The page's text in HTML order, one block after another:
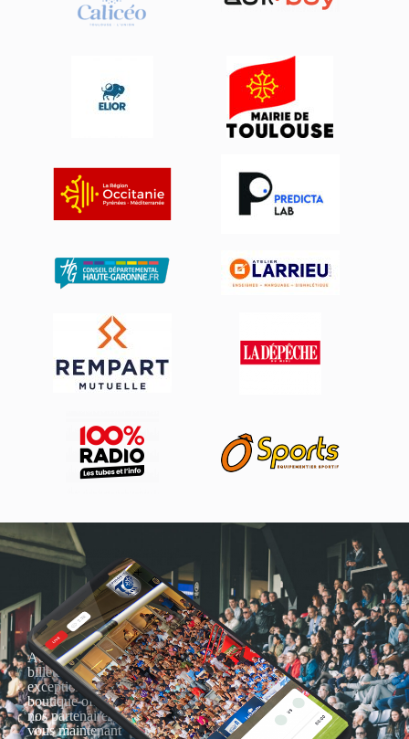
Actualités, nouveautés,
billetterie, remises
exceptionnelles dans la
boutique officielles & chez
nos partenaires… Inscrivez-
vous maintenant